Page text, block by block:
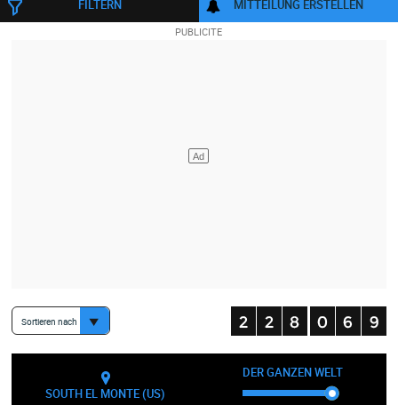
FILTERN MITTEILUNG ERSTELLEN
Sortieren nach
SOUTH EL MONTE (US)
DER GANZEN WELT